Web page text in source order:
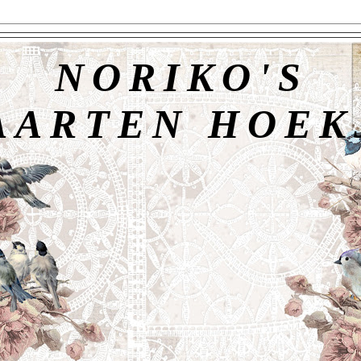
NORIKO'S